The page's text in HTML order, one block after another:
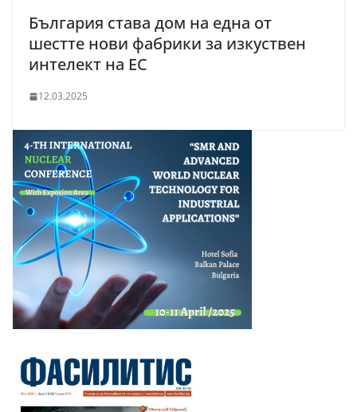
България става дом на една от
шестте нови фабрики за изкуствен
интелект на ЕС
12.03.2025